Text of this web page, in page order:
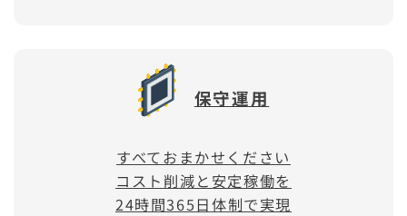
保守運用
すべておまかせください
コスト削減と安定稼働を
24時間365日体制で実現